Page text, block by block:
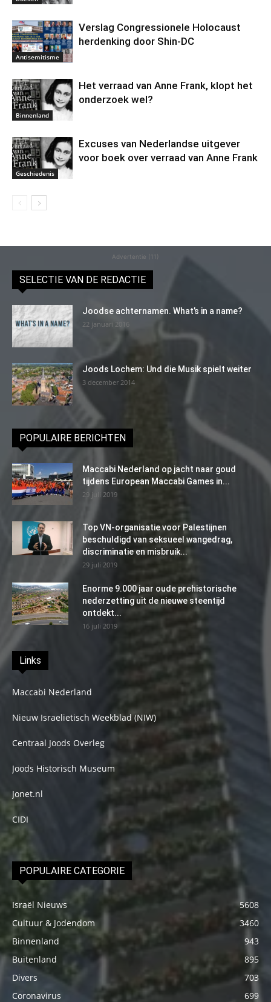
Antisemitisme
Verslag Congressionele Holocaust
herdenking door Shin-DC
Binnenland
Het verraad van Anne Frank, klopt het
onderzoek wel?
Geschiedenis
Excuses van Nederlandse uitgever
voor boek over verraad van Anne Frank
Advertentie (11)
SELECTIE VAN DE REDACTIE
Joodse achternamen. What’s in a name?
22 januari 2016
Joods Lochem: Und die Musik spielt weiter
3 december 2014
POPULAIRE BERICHTEN
Maccabi Nederland op jacht naar goud
tijdens European Maccabi Games in...
29 juli 2019
Top VN-organisatie voor Palestijnen
beschuldigd van seksueel wangedrag,
discriminatie en misbruik...
29 juli 2019
Enorme 9.000 jaar oude prehistorische
nederzetting uit de nieuwe steentijd
ontdekt...
16 juli 2019
Links
Maccabi Nederland
Nieuw Israelietisch Weekblad (NIW)
Centraal Joods Overleg
Joods Historisch Museum
Jonet.nl
CIDI
POPULAIRE CATEGORIE
Israël Nieuws
5608
Cultuur & Jodendom
3460
Binnenland
943
Buitenland
895
Divers
703
Coronavirus
699